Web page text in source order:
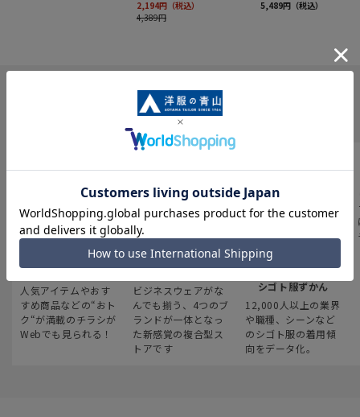
INFORMATION
最新のお買い得情報
人気アイテムやおす
すめ商品などの“おト
ク“が満載のチラシが
Webでも見られる！
スーツスクエア
ビジネスウェアがな
んでも揃う、4つのブ
ランドが一体となっ
た新感覚の複合型ス
トアです
みんなの
シゴト服ずかん
12,000人以上の業界
や職種、シーンなど
のシゴト服の着用傾
向をデータ化。